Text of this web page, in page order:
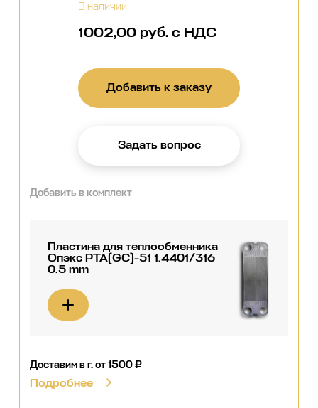
В наличии
1002,00 руб. с НДС
Добавить к заказу
Задать вопрос
Добавить в комплект
Пластина для теплообменника
Опэкс РТА(GC)-51 1.4401/316
0.5 mm
Доставим в г.от 1500 ₽
Подробнее